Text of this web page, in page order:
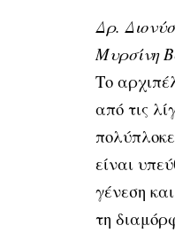
Δρ.
Μυρσίνη
Το
από τις
είναι
γένεση
τη